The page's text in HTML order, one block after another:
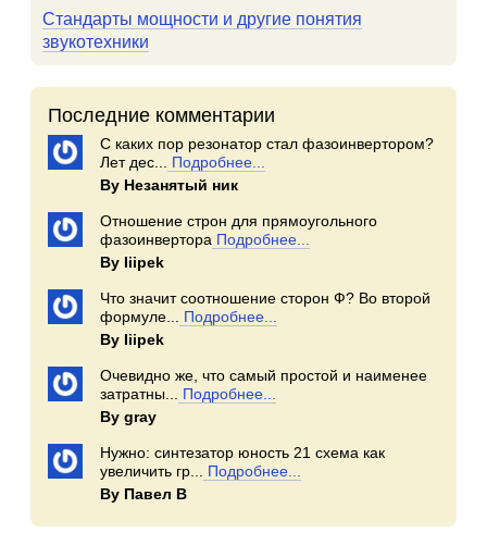
Стандарты мощности и другие понятия
звукотехники
Последние комментарии
С каких пор резонатор стал фазоинвертором?
Лет дес... Подробнее...
By Незанятый ник
Отношение строн для прямоугольного
фазоинвертора Подробнее...
By Iiipek
Что значит соотношение сторон Ф? Во второй
формуле... Подробнее...
By Iiipek
Очевидно же, что самый простой и наименее
затратны... Подробнее...
By gray
Нужно: синтезатор юность 21 схема как
увеличить гр... Подробнее...
By Павел В